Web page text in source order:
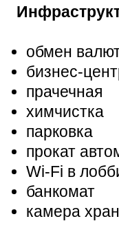
обмен
бизнес-
прачечная
химчистка
парковка
прокат
Wi-Fi в
банкомат
камера